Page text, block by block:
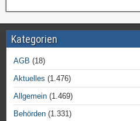
Kategorien
AGB (18)
Aktuelles (1.476)
Allgemein (1.469)
Behörden (1.331)